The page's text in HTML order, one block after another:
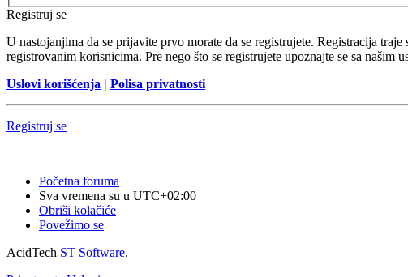
Registruj se
U nastojanjima da se prijavite prvo morate da se registrujete. Registracija
registrovanim korisnicima. Pre nego što se registrujete upoznajte se sa
Uslovi korišćenja | Polisa privatnosti
Registruj se
Početna foruma
Sva vremena su u UTC+02:00
Obriši kolačiće
Povežimo se
AcidTech ST Software.